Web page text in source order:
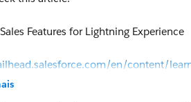
Features for Lightning Experience
en/content/